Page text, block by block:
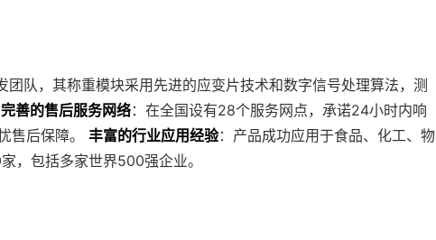
团队，其称重模块采用先进的应变片技术和数字信号处理算法，测
完善的售后服务网络：在全国设有28个服务网点，承诺24小时内响
售后保障。 丰富的行业应用经验：产品成功应用于食品、化工、物
，包括多家世界500强企业。